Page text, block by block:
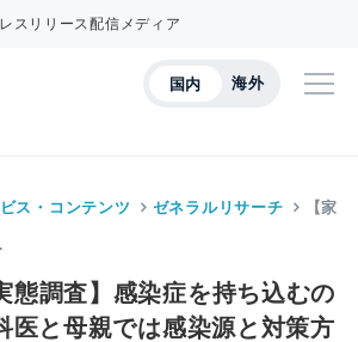
スリリース配信メディア
国内 海外
ス・コンテンツ ゼネラルリサーチ 【家
態調査】感染症を持ち込むの
医と母親では感染源と対策方